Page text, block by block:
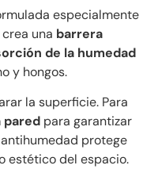
especialmente
una barrera
de la humedad
y hongos.
la superficie. Para
pared para garantizar
protege
estético del espacio.